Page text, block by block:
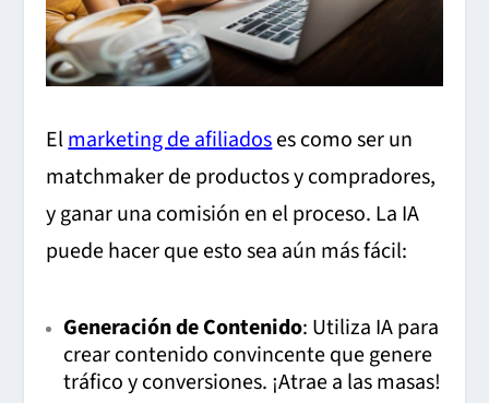
Elmarketing de afiliadoses como ser un
matchmaker de productos y compradores,
y ganar una comisión en el proceso. La IA
puede hacer que esto sea aún más fácil:
Generación de Contenido: Utiliza IA para
crear contenido convincente que genere
tráfico y conversiones. ¡Atrae a las masas!